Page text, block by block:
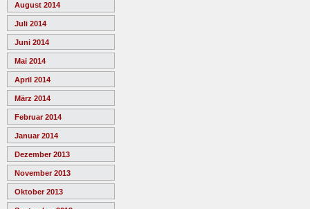
August 2014
Juli 2014
Juni 2014
Mai 2014
April 2014
März 2014
Februar 2014
Januar 2014
Dezember 2013
November 2013
Oktober 2013